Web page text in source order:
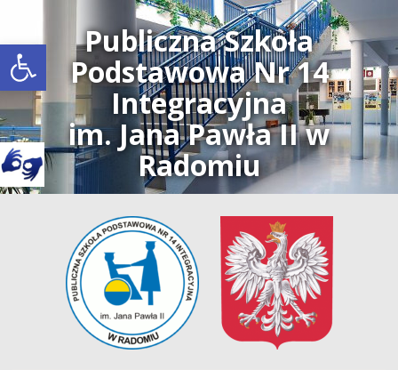
Open toolbar
Publiczna Szkoła
Podstawowa Nr 14
Integracyjna
im. Jana Pawła II w
Radomiu